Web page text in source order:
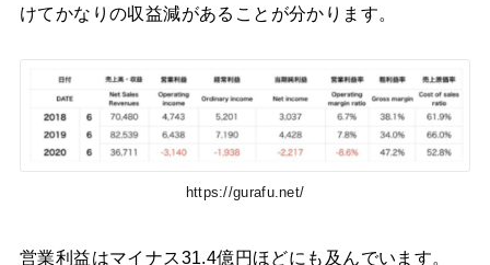
けてかなりの収益減があることが分かります。
https://gurafu.net/
営業利益はマイナス31.4億円ほどにも及んでいます。